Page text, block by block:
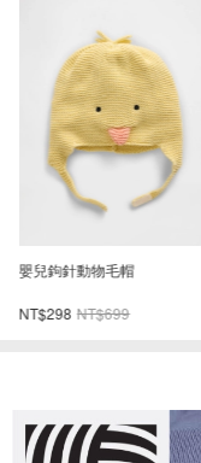
嬰兒鉤針動物毛帽
NT$298 NT$699